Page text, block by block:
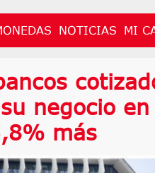
NOTICIAS MI
negocio en
más